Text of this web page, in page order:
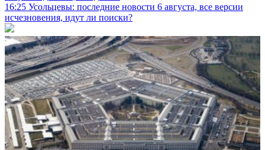
16:25 Усольцевы: последние новости 6 августа, все версии
исчезновения, идут ли поиски?